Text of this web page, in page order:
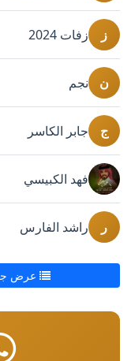
ز زفات 2024
ن نجم
ج جابر الكاسر
فهد الكبيسي
ر راشد الفارس
عرض